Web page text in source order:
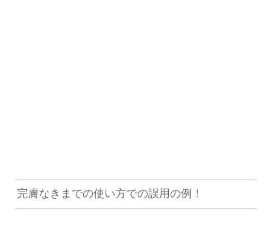
完膚なきまでの使い方での誤用の例！